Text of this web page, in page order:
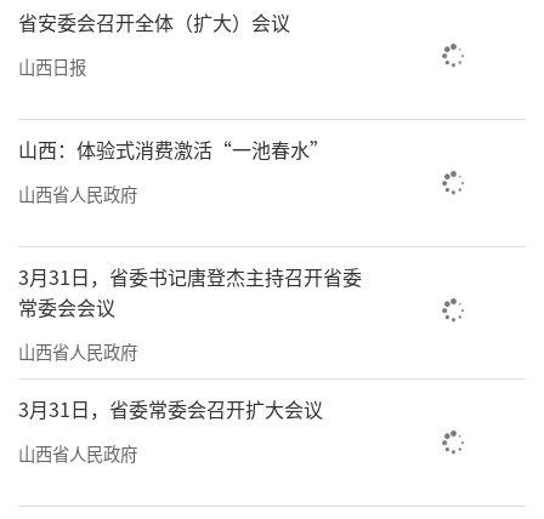
省安委会召开全体（扩大）会议
山西日报
山西：体验式消费激活“一池春水”
山西省人民政府
3月31日，省委书记唐登杰主持召开省委
常委会会议
山西省人民政府
3月31日，省委常委会召开扩大会议
山西省人民政府